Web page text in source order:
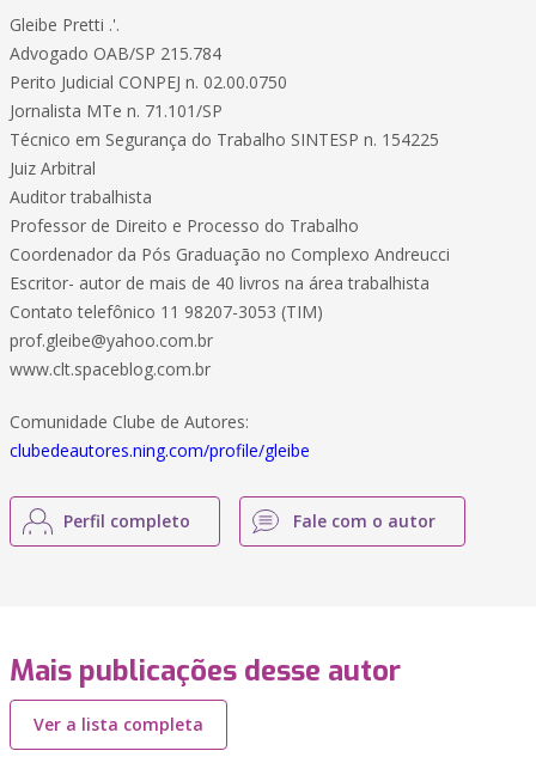
Gleibe Pretti .'.
Advogado OAB/SP 215.784
Perito Judicial CONPEJ n. 02.00.0750
Jornalista MTe n. 71.101/SP
Técnico em Segurança do Trabalho SINTESP n. 154225
Juiz Arbitral
Auditor trabalhista
Professor de Direito e Processo do Trabalho
Coordenador da Pós Graduação no Complexo Andreucci
Escritor- autor de mais de 40 livros na área trabalhista
Contato telefônico 11 98207-3053 (TIM)
prof.gleibe@yahoo.com.br
www.clt.spaceblog.com.br
Comunidade Clube de Autores:
clubedeautores.ning.com/profile/gleibe
Perfil completo Fale com o autor
Mais publicações desse autor
Ver a lista completa